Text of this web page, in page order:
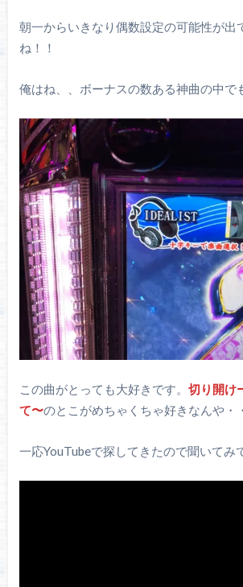
朝一からいきなり偶数設定の可能性が出
ね！！
俺はね、、ボーナスの数ある神曲の中で
この曲がとっても大好きです。 切り開け
て〜のとこがめちゃくちゃ好きなんや・
一応YouTubeで探してきたので聞いてみ